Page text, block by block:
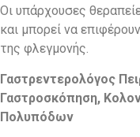
Οι υπάρχουσες
και μπορεί να
της φλεγμονής.
Γαστρεντερολόγος
Γαστροσκόπηση,
Πολυπόδων